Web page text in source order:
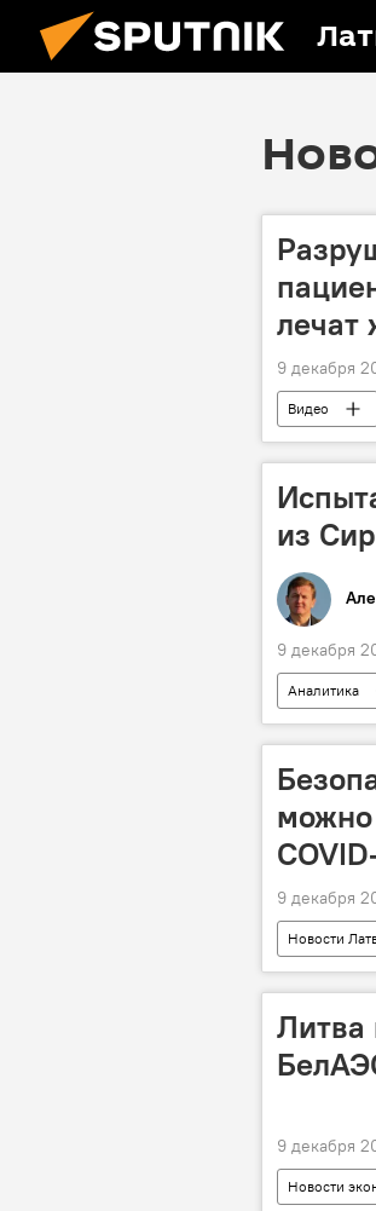
лечат
9 декабря
Видео
из
9 декабря
Аналитика
можно
9 декабря
Новости
Литва
9 декабря
Новости